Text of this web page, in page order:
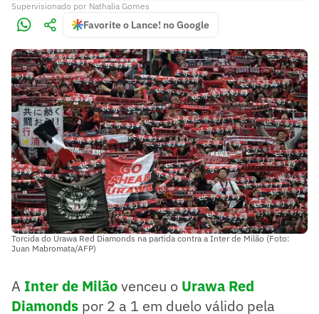
Supervisionado por Nathalia Gomes
Favorite o Lance! no Google
Torcida do Urawa Red Diamonds na partida contra a Inter de Milão (Foto:
Juan Mabromata/AFP)
A Inter de Milãovenceu o Urawa Red
Diamonds por 2 a 1 em duelo válido pela